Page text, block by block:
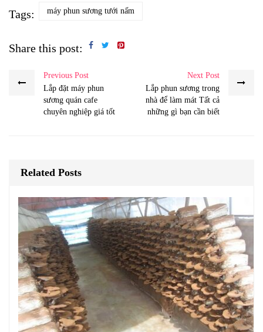
Tags: máy phun sương tưới nấm
Share this post:
Previous Post
Lắp đặt máy phun
sương quán cafe
chuyên nghiệp giá tốt
Next Post
Lắp phun sương trong
nhà để làm mát Tất cả
những gì bạn cần biết
Related Posts